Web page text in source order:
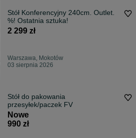
Stół Konferencyjny 240cm. Outlet.
%! Ostatnia sztuka!
2 299 zł
Warszawa, Mokotów
03 sierpnia 2026
Stół do pakowania
przesyłek/paczek FV
Nowe
990 zł